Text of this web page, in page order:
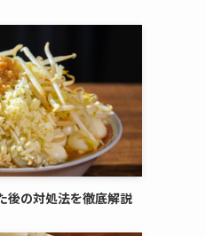
後の対処法を徹底解説